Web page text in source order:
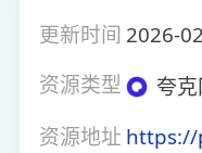
更新时间 2026-
资源类型
夸
资源地址 https://